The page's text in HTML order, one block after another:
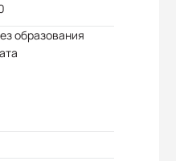
образования